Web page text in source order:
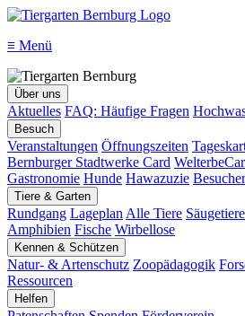
≡ Menü
Über uns
Aktuelles FAQ: Häufige Fragen
Besuch
Veranstaltungen Öffnungszeiten
Bernburger Stadtwerke Card
Gastronomie Hunde Hawazuzie
Tiere & Garten
Rundgang Lageplan Alle Tiere Säugetiere
Amphibien Fische Wirbellose
Kennen & Schützen
Natur- & Artenschutz Zoopädagogik
Ressourcen
Helfen